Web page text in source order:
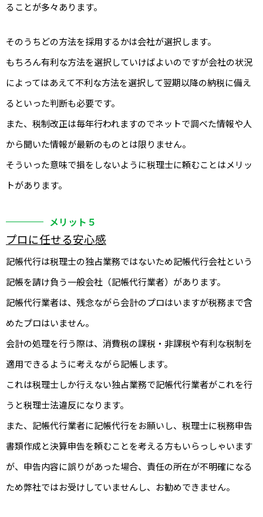
ることが多々あります。
そのうちどの方法を採用するかは会社が選択します。
もちろん有利な方法を選択していけばよいのですが会社の状況
によってはあえて不利な方法を選択して翌期以降の納税に備え
るといった判断も必要です。
また、税制改正は毎年行われますのでネットで調べた情報や人
から聞いた情報が最新のものとは限りません。
そういった意味で損をしないように税理士に頼むことはメリッ
トがあります。
メリット５
プロに任せる安心感
記帳代行は税理士の独占業務ではないため記帳代行会社という
記帳を請け負う一般会社（記帳代行業者）があります。
記帳代行業者は、残念ながら会計のプロはいますが税務まで含
めたプロはいません。
会計の処理を行う際は、消費税の課税・非課税や有利な税制を
適用できるように考えながら記帳します。
これは税理士しか行えない独占業務で記帳代行業者がこれを行
うと税理士法違反になります。
また、記帳代行業者に記帳代行をお願いし、税理士に税務申告
書類作成と決算申告を頼むことを考える方もいらっしゃいます
が、申告内容に誤りがあった場合、責任の所在が不明確になる
ため弊社ではお受けしていませんし、お勧めできません。